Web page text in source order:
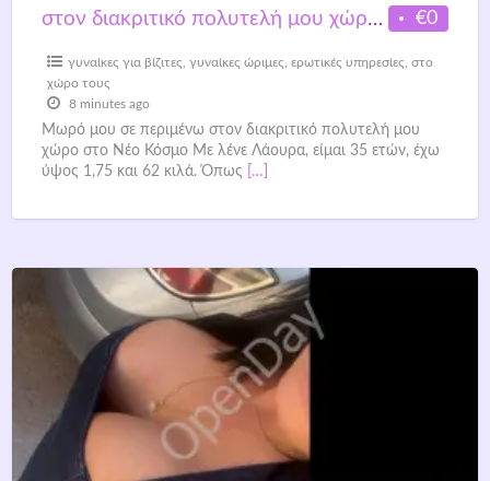
€0
στον διακριτικό πολυτελή μου χώρο στο Νέο Κόσμο
γυναίκες για βίζιτες γυναίκες ώριμες ερωτικές υπηρεσίες στο
χώρο τους
8 minutes ago
Μωρό μου σε περιμένω στον διακριτικό πολυτελή μου
χώρο στο Νέο Κόσμο Με λένε Λάουρα, είμαι 35 ετών, έχω
ύψος 1,75 και 62 κιλά. Όπως
[…]